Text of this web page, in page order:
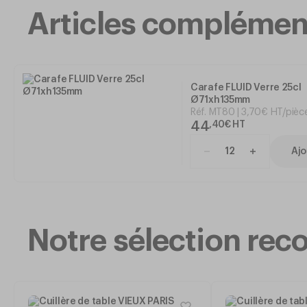
Articles
Carafe FLUID Verre 25cl
Ø71xh135mm
Réf. MT80 3,70€ HT/
44,40€ HT
Notre sélection